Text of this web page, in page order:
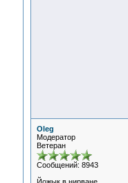
Oleg
Модератор
Ветеран
Сообщений: 8943